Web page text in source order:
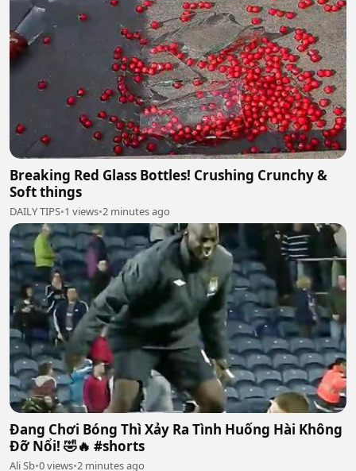
Breaking Red Glass Bottles! Crushing Crunchy &
Soft things
DAILY TIPS•1 views•2 minutes ago
Đang Chơi Bóng Thì Xảy Ra Tình Huống Hài Không
Đỡ Nổi! 🤣🔥 #shorts
Ali Sb•0 views•2 minutes ago